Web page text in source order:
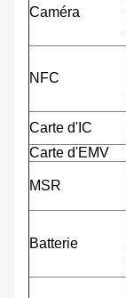
Caméra
NFC
Carte d'IC
Carte d'EMV
MSR
Batterie